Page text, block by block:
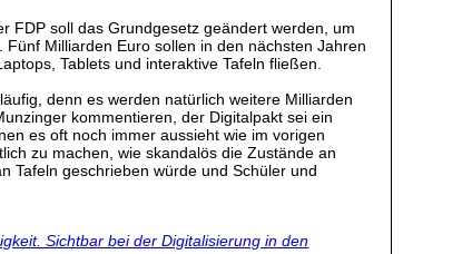
FDP soll das Grundgesetz geändert werden, um
Milliarden Euro sollen in den nächsten Jahren
Tablets und interaktive Tafeln fließen.
denn es werden natürlich weitere Milliarden
kommentieren, der Digitalpakt sei ein
es oft noch immer aussieht wie im vorigen
zu machen, wie skandalös die Zustände an
Tafeln geschrieben würde und Schüler und
Sichtbar bei der Digitalisierung in den